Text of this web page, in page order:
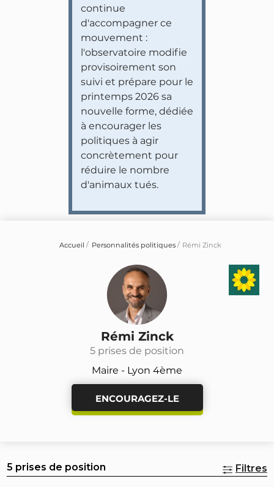
continue
d'accompagner ce
mouvement :
l'observatoire modifie
provisoirement son
suivi et prépare pour le
printemps 2026 sa
nouvelle forme, dédiée
à encourager les
politiques à agir
concrètement pour
réduire le nombre
d'animaux tués.
Accueil Personnalités politiques Rémi Zinck
Rémi Zinck
5 prises de position
Maire - Lyon 4ème
ENCOURAGEZ-LE
5 prises de position Filtres